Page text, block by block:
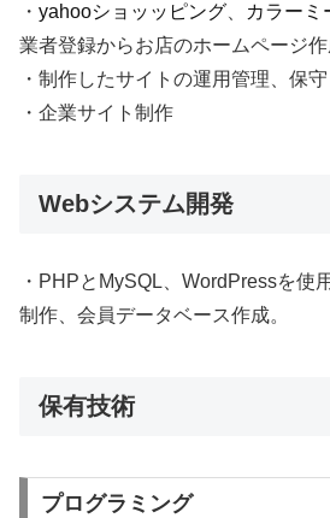
・ yahooショッッピング カラーミ
業者登録からお店のホームページ
・制作したサイトの運用管理、保守
・企業サイト制作
Webシステム開発
・PHPとMySQL、WordPressを使
制作、会員データベース作成。
保有技術
プログラミング